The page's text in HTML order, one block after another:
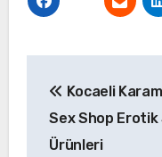
gezinmesi
Kocaeli
Sex Shop Erotik
Ürünleri